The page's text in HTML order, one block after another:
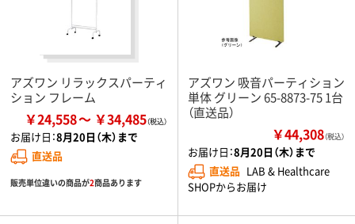
アズワン リラックスパーティ
ション フレーム
￥24,558 ￥34,485
お届け日：8月20日（木）まで
直送品
販売単位違いの商品が2商品あります
アズワン 吸音パーティション
単体 グリーン 65-8873-75 1台
（直送品）
￥44,308（税込）
お届け日：8月20日（木）まで
直送品 LAB & Healthcare
SHOPからお届け